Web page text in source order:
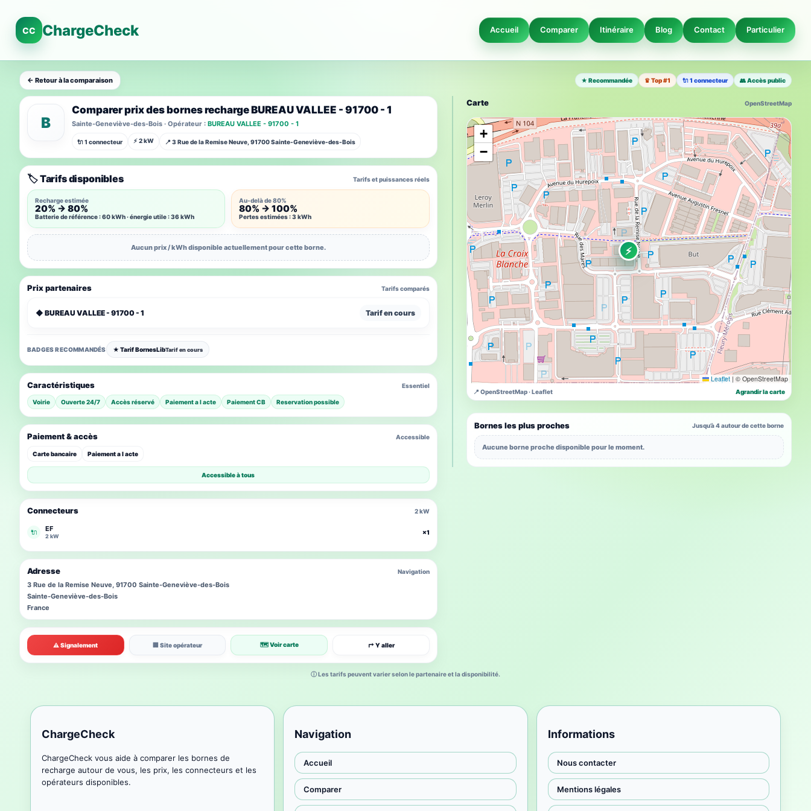
CC ChargeCheck Accueil Comparer Itinéraire Blog Contact Particulier
← Retour à la comparaison ★ Recommandée ♛ Top #1 🔌 1 connecteur 👥 Accès public
B
Comparer prix des bornes recharge BUREAU VALLEE - 91700 - 1
Sainte-Geneviève-des-Bois · Opérateur : BUREAU VALLEE - 91700 - 1
🔌 1 connecteur ⚡ 2 kW 📍 3 Rue de la Remise Neuve, 91700 Sainte-Geneviève-des-Bois
Carte OpenStreetMap
⚡
+
−
Leaflet | © OpenStreetMap
📍 OpenStreetMap · Leaflet Agrandir la carte
Bornes les plus proches Jusqu’à 4 autour de cette borne
Aucune borne proche disponible pour le moment.
🏷️ Tarifs disponibles Tarifs et puissances réels
Recharge estimée
20% → 80%
Batterie de référence : 60 kWh · énergie utile : 36 kWh
Au-delà de 80%
80% → 100%
Pertes estimées : 3 kWh
Aucun prix / kWh disponible actuellement pour cette borne.
Prix partenaires Tarifs comparés
◆ BUREAU VALLEE - 91700 - 1 Tarif en cours
BADGES RECOMMANDÉS ★ Tarif BornesLibTarif en cours
⚠ Signalement 🏢 Site opérateur 🗺 Voir carte ↱ Y aller
Caractéristiques Essentiel
Voirie Ouverte 24/7 Accès réservé Paiement a l acte Paiement CB Reservation possible
Connecteurs 2 kW
🔌 EF
2 kW
×1
Paiement & accès Accessible
Carte bancaire Paiement a l acte
Accessible à tous
Adresse Navigation
3 Rue de la Remise Neuve, 91700 Sainte-Geneviève-des-Bois
Sainte-Geneviève-des-Bois
France
ⓘ Les tarifs peuvent varier selon le partenaire et la disponibilité.
ChargeCheck
ChargeCheck vous aide à comparer les bornes de
recharge autour de vous, les prix, les connecteurs et les
opérateurs disponibles.
Navigation
Accueil
Comparer
Informations
Nous contacter
Mentions légales